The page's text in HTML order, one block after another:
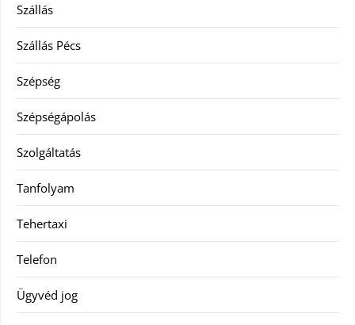
Szállás
Szállás Pécs
Szépség
Szépségápolás
Szolgáltatás
Tanfolyam
Tehertaxi
Telefon
Ügyvéd jog